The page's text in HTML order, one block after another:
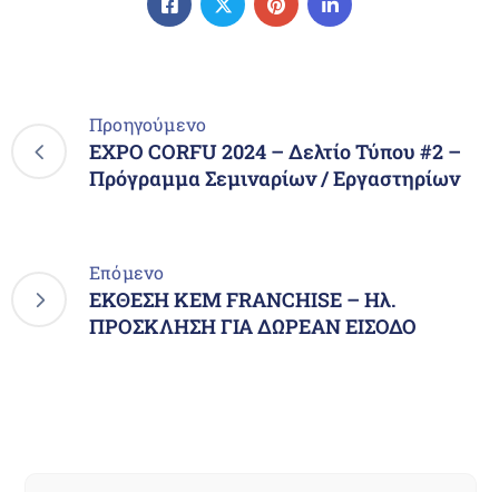
Προηγούμενο
EXPO CORFU 2024 – Δελτίο Τύπου #2 –
Πρόγραμμα Σεμιναρίων / Εργαστηρίων
Επόμενο
ΕΚΘΕΣΗ ΚΕΜ FRANCHISE – Ηλ.
ΠΡΟΣΚΛΗΣΗ ΓΙΑ ΔΩΡΕΑΝ ΕΙΣΟΔΟ